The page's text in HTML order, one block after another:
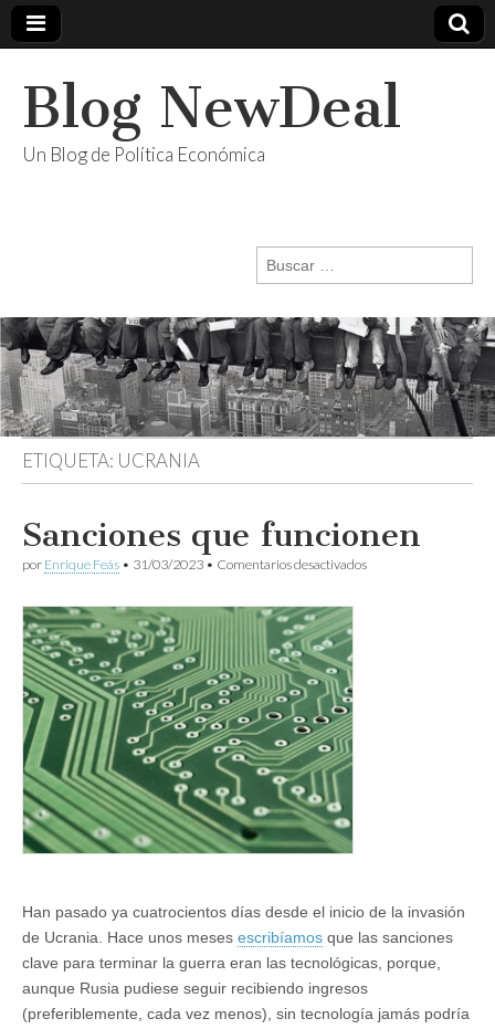
Blog NewDeal
Un Blog de Política Económica
Buscar:
ETIQUETA: UCRANIA
Sanciones que funcionen
por Enrique Feás • 31/03/2023 • Comentarios desactivadosen
Han pasado ya cuatrocientos días desde el inicio de la invasión
de Ucrania. Hace unos meses escribíamos que las sanciones
clave para terminar la guerra eran las tecnológicas, porque,
aunque Rusia pudiese seguir recibiendo ingresos
(preferiblemente, cada vez menos), sin tecnología jamás podría